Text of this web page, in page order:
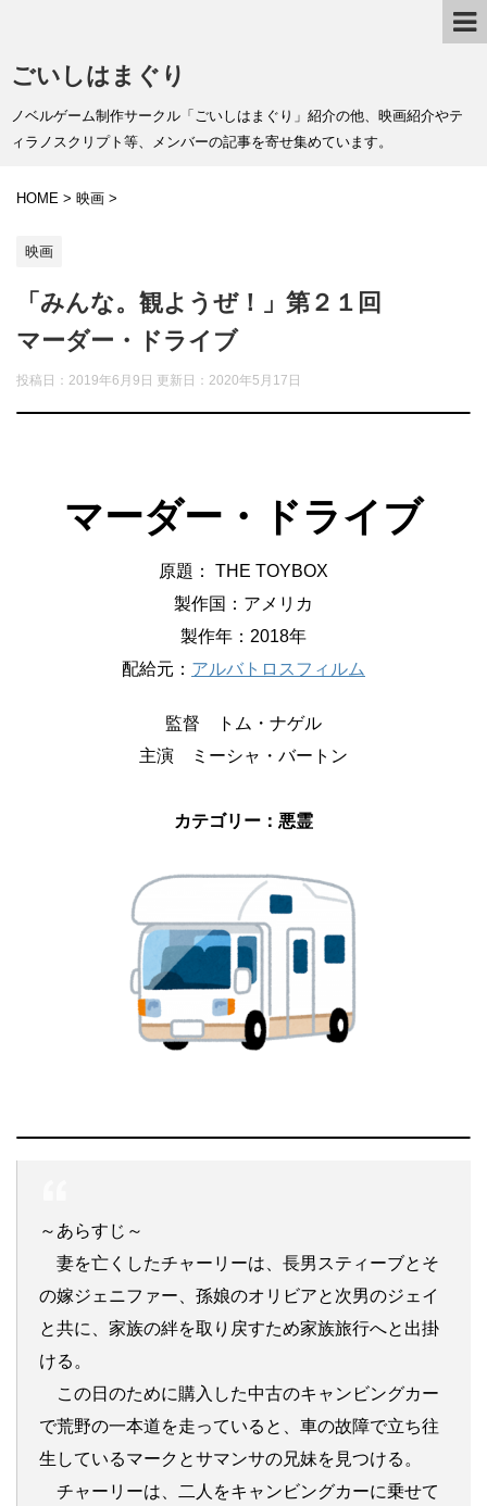
ごいしはまぐり
ノベルゲーム制作サークル「ごいしはまぐり」紹介の他、映画紹介やテ
ィラノスクリプト等、メンバーの記事を寄せ集めています。
HOME > 映画 >
映画
「みんな。観ようぜ！」第２１回
マーダー・ドライブ
投稿日：2019年6月9日 更新日： 2020年5月17日
マーダー・ドライブ
原題： THE TOYBOX
製作国：アメリカ
製作年：2018年
配給元： アルバトロスフィルム
監督 トム・ナゲル
主演 ミーシャ・バートン
カテゴリー：悪霊
～あらすじ～
妻を亡くしたチャーリーは、長男スティーブとそ
の嫁ジェニファー、孫娘のオリビアと次男のジェイ
と共に、家族の絆を取り戻すため家族旅行へと出掛
ける。
この日のために購入した中古のキャンビングカー
で荒野の一本道を走っていると、車の故障で立ち往
生しているマークとサマンサの兄妹を見つける。
チャーリーは、二人をキャンビングカーに乗せて